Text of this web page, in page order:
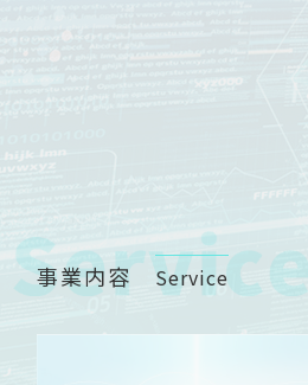
さらには、京都府の宇治市
原則直行直帰なので、該当
方はお気軽にお問い合わ
問い合わせてみると、シス
ことでした。復旧まで今
また、他の媒体にも求人は
す。
同じく、営業職の正社員や
事業内容 Service